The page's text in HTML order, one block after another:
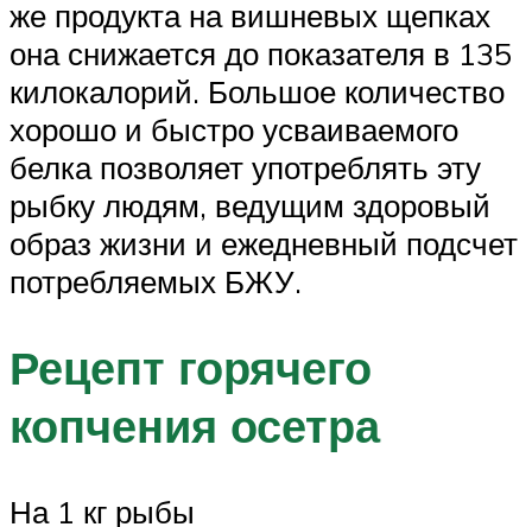
же продукта на вишневых щепках
она снижается до показателя в 135
килокалорий. Большое количество
хорошо и быстро усваиваемого
белка позволяет употреблять эту
рыбку людям, ведущим здоровый
образ жизни и ежедневный подсчет
потребляемых БЖУ.
Рецепт горячего
копчения осетра
На 1 кг рыбы